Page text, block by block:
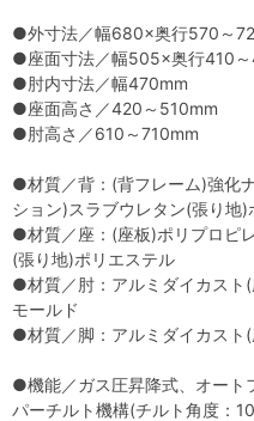
●外寸法／幅680×奥行570～
●座面寸法／幅505×奥行410
●肘内寸法／幅470mm
●座面高さ／420～510mm
●肘高さ／610～710mm
●材質／背：(背フレーム)強化
ション)スラブウレタン(張り地)
●材質／座：(座板)ポリプロピ
(張り地)ポリエステル
●材質／肘：アルミダイカスト
モールド
●材質／脚：アルミダイカスト
●機能／ガス圧昇降式、オート
パーチルト機構(チルト角度：